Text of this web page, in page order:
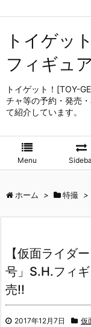
トイゲッ
フィギュ
トイゲット！[TOY-
チャ等の予約・発売
て紹介しています。
Menu
ホーム > 特撮 >
【仮面ライダ
号」S.H.フィ
売!!
2017年12月7日 仮